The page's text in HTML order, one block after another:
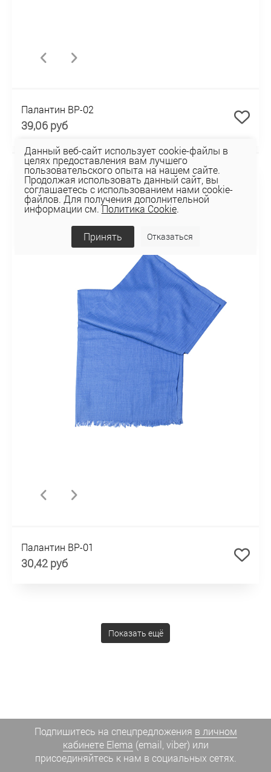
Палантин BP-02
39,06 руб
Палантин BP-01
30,42 руб
Показать ещё
Подпишитесь на спецпредложения в личном
кабинете Elema (email, viber) или
присоединяйтесь к нам в социальных сетях.
Данный веб-сайт использует cookie-файлы в
целях предоставления вам лучшего
пользовательского опыта на нашем сайте.
Продолжая использовать данный сайт, вы
соглашаетесь с использованием нами cookie-
файлов. Для получения дополнительной
информации см.Политика Cookie.
Принять Отказаться